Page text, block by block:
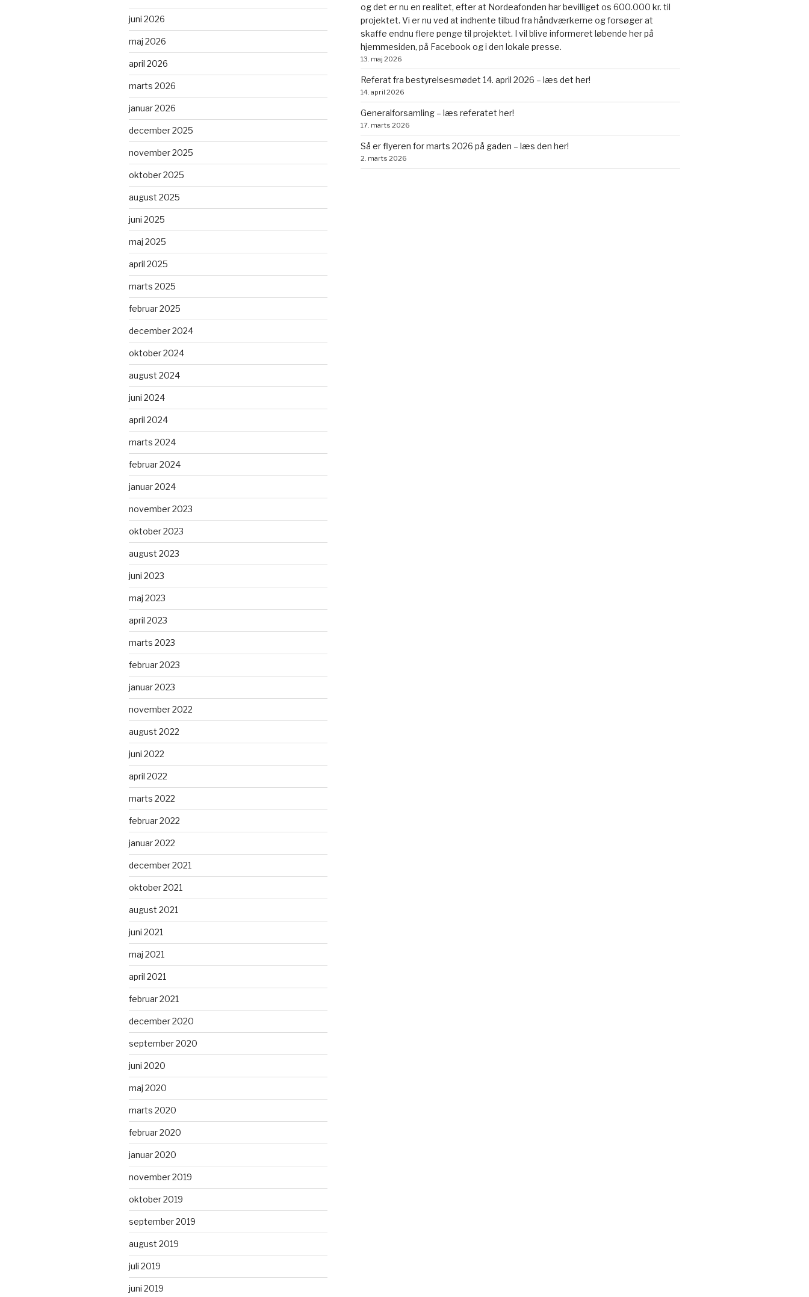
juni 2026
maj 2026
april 2026
marts 2026
januar 2026
december 2025
november 2025
oktober 2025
august 2025
juni 2025
maj 2025
april 2025
marts 2025
februar 2025
december 2024
oktober 2024
august 2024
juni 2024
april 2024
marts 2024
februar 2024
januar 2024
november 2023
oktober 2023
august 2023
juni 2023
maj 2023
april 2023
marts 2023
februar 2023
januar 2023
november 2022
august 2022
juni 2022
april 2022
marts 2022
februar 2022
januar 2022
december 2021
oktober 2021
august 2021
juni 2021
maj 2021
april 2021
februar 2021
december 2020
september 2020
juni 2020
maj 2020
marts 2020
februar 2020
januar 2020
november 2019
oktober 2019
september 2019
august 2019
juli 2019
juni 2019
og det er nu en realitet, efter at Nordeafonden har bevilliget os 600.000 kr. til
projektet. Vi er nu ved at indhente tilbud fra håndværkerne og forsøger at
skaffe endnu flere penge til projektet. I vil blive informeret løbende her på
hjemmesiden, på Facebook og i den lokale presse.
13. maj 2026
Referat fra bestyrelsesmødet 14. april 2026 – læs det her!
14. april 2026
Generalforsamling – læs referatet her!
17. marts 2026
Så er flyeren for marts 2026 på gaden – læs den her!
2. marts 2026